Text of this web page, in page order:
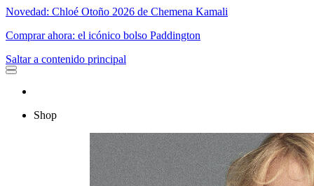
Novedad: Chloé Otoño 2026 de Chemena Kamali
Comprar ahora: el icónico bolso Paddington
Saltar a contenido principal
Shop